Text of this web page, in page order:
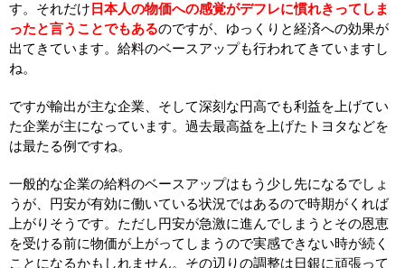
す。それだけ 日本人の物価への感覚がデフレに慣れきってしま
ったと言うことでもあるのですが、ゆっくりと経済への効果が
出てきています。給料のベースアップも行われてきていますし
ね。
ですが輸出が主な企業、そして深刻な円高でも利益を上げてい
た企業が主になっています。過去最高益を上げたトヨタなどを
は最たる例ですね。
一般的な企業の給料のベースアップはもう少し先になるでしょ
うが、円安が有効に働いている状況ではあるので時期がくれば
上がりそうです。ただし円安が急激に進んでしまうとその恩恵
を受ける前に物価が上がってしまうので実感できない時が続く
ことになるかもしれません。その辺りの調整は日銀に頑張って